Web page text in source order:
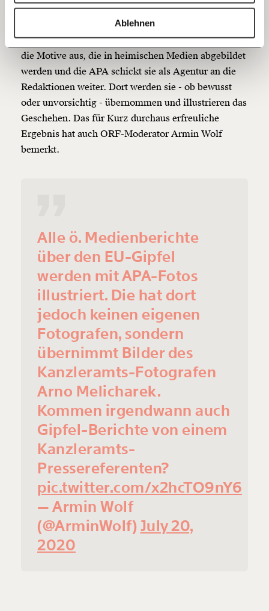
Ablehnen
20€ 40€
60€ 100€
150€
Ich möchte meine Spende verschenken.
Du erhältst eine E-Mail mit deiner
Geschenkurkunde im PDF-Format, welche Du
ausdrucken oder weiterleiten und verschenken
https://www.moment.at/story/warum-sebastian-kurz-beim-eu-gipfel-auf-den-fotos-oesterreichs-medien-so-gut-aussieht/
Dieser enge Mitarbeiter des Kanzlers sucht sich also
die Motive aus, die in heimischen Medien abgebildet
werden und die APA schickt sie als Agentur an die
Redaktionen weiter. Dort werden sie - ob bewusst
oder unvorsichtig - übernommen und illustrieren das
Geschehen. Das für Kurz durchaus erfreuliche
Ergebnis hat auch ORF-Moderator Armin Wolf
bemerkt.
Alle ö. Medienberichte
über den EU-Gipfel
werden mit APA-Fotos
illustriert. Die hat dort
jedoch keinen eigenen
Fotografen, sondern
übernimmt Bilder des
Kanzleramts-Fotografen
Arno Melicharek.
Kommen irgendwann auch
Gipfel-Berichte von einem
Kanzleramts-
Pressereferenten?
pic.twitter.com/x2hcTO9nY6
— Armin Wolf
(@ArminWolf)July 20,
2020